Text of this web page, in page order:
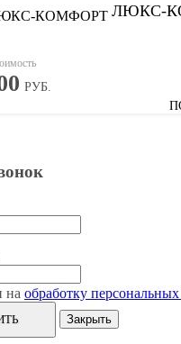
ЛЮКС-
РУБ.
на обработку
Закрыть